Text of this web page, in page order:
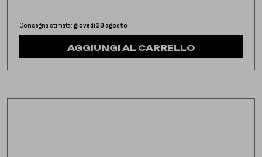
Consegna stimata: giovedì 20 agosto
AGGIUNGI AL CARRELLO